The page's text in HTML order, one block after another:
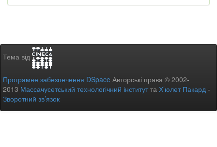
Тема від
Програмне забезпечення DSpace Авторські права © 2002-
2013 Массачусетський технологічний інститутта Х’юлет Пакард -
Зворотний зв’язок